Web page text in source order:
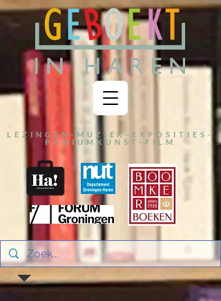
LEZINGEN-MUZIEK-EXPOSITIES-
PODIUMKUNST-FILM